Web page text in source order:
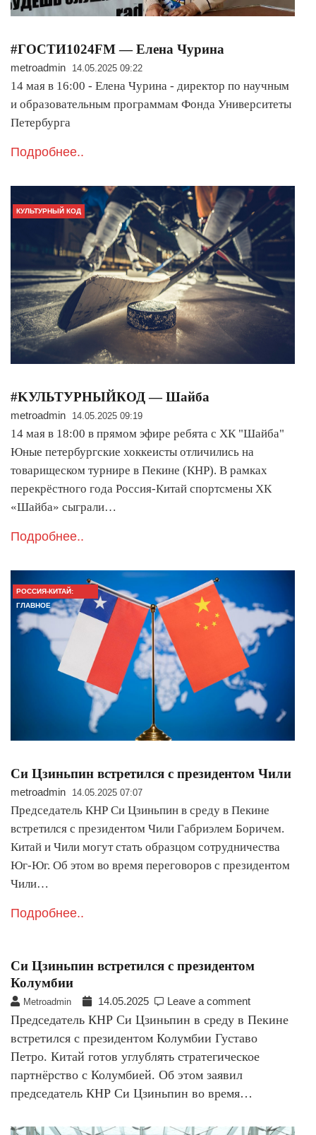
#ГОСТИ1024FM — Елена Чурина
metroadmin 14.05.2025 09:22
14 мая в 16:00 - Елена Чурина - директор по научным
и образовательным программам Фонда Университеты
Петербурга
Подробнее..
КУЛЬТУРНЫЙ КОД
#KУЛЬТУРНЫЙКОД — Шайба
metroadmin 14.05.2025 09:19
14 мая в 18:00 в прямом эфире ребята с ХК "Шайба"
Юные петербургские хоккеисты отличились на
товарищеском турнире в Пекине (КНР). В рамках
перекрёстного года Россия-Китай спортсмены ХК
«Шайба» сыграли…
Подробнее..
РОССИЯ-КИТАЙ:
ГЛАВНОЕ
Си Цзиньпин встретился с президентом Чили
metroadmin 14.05.2025 07:07
Председатель КНР Си Цзиньпин в среду в Пекине
встретился с президентом Чили Габриэлем Боричем.
Китай и Чили могут стать образцом сотрудничества
Юг-Юг. Об этом во время переговоров с президентом
Чили…
Подробнее..
Си Цзиньпин встретился с президентом
Колумбии
Metroadmin 14.05.2025 Leave a comment
Председатель КНР Си Цзиньпин в среду в Пекине
встретился с президентом Колумбии Густаво
Петро. Китай готов углублять стратегическое
партнёрство с Колумбией. Об этом заявил
председатель КНР Си Цзиньпин во время…